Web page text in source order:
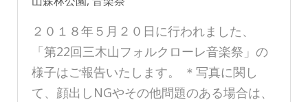
２０１８年５月２０日に行われました、
「第22回三木山フォルクローレ音楽祭」の
様子はご報告いたします。 ＊写真に関し
て、顔出しNGやその他問題のある場合は、